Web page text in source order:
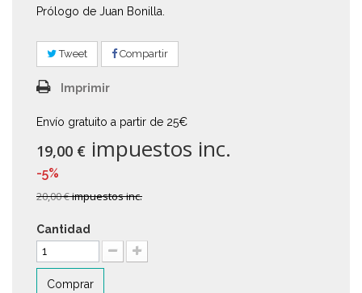
Prólogo de Juan Bonilla.
Tweet Compartir
Imprimir
Envío gratuito a partir de 25€
19,00 € impuestos inc.
-5%
20,00 €impuestos inc.
Cantidad
Comprar